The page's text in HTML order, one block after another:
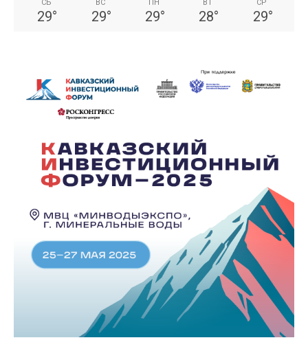
СБ
29°
ВС
29°
ПН
29°
ВТ
28°
СР
29°